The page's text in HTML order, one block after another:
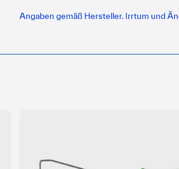
Angaben gemäß Hersteller. Irrtum und